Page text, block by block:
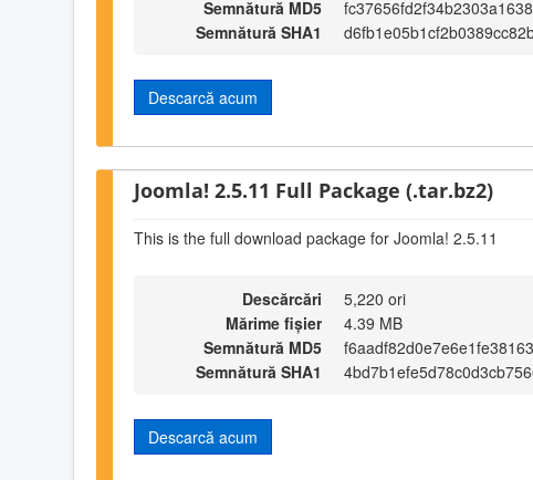
Semnătură MD5
Semnătură SHA1
Descarcă acum
Joomla! 2.5.11 Full Package (.tar.bz2)
This is the full download package for Joomla! 2.5.11
Descărcări
5,220 ori
Mărime fișier
4.39 MB
Semnătură MD5
Semnătură SHA1
Descarcă acum